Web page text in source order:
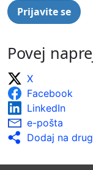
Povej
X
Facebook
LinkedIn
e-pošta
Dodaj na